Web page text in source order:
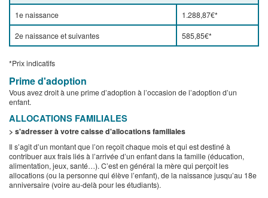
1e naissance 1.288,87€*
2e naissance et suivantes 585,85€*
*Prix indicatifs
Prime d'adoption
Vous avez droit à une prime d’adoption à l’occasion de l’adoption d’un
enfant.
ALLOCATIONS FAMILIALES
> s'adresser à votre caisse d'allocations familiales
Il s’agit d’un montant que l’on reçoit chaque mois et qui est destiné à
contribuer aux frais liés à l’arrivée d’un enfant dans la famille (éducation,
alimentation, jeux, santé…). C’est en général la mère qui perçoit les
allocations (ou la personne qui élève l’enfant), de la naissance jusqu’au 18e
anniversaire (voire au-delà pour les étudiants).